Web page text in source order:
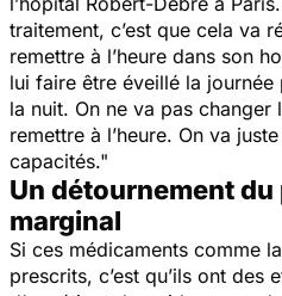
traitement, c’est que cela va
remettre à l’heure dans son
lui faire être éveillé la
la nuit. On ne va pas changer
remettre à l’heure. On va
capacités."
Un détournement
marginal
Si ces médicaments comme
prescrits, c’est qu’ils ont des